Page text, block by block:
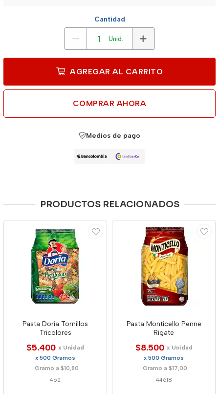
Cantidad
Unid.
AGREGAR AL CARRITO
COMPRAR AHORA
Medios de pago
PRODUCTOS RELACIONADOS
Pasta Doria Tornillos
Tricolores
$5.400 x Unidad
x 500 Gramos
Gramo a $10,80
462
Pasta Monticello Penne
Rigate
$8.500 x Unidad
x 500 Gramos
Gramo a $17,00
44618